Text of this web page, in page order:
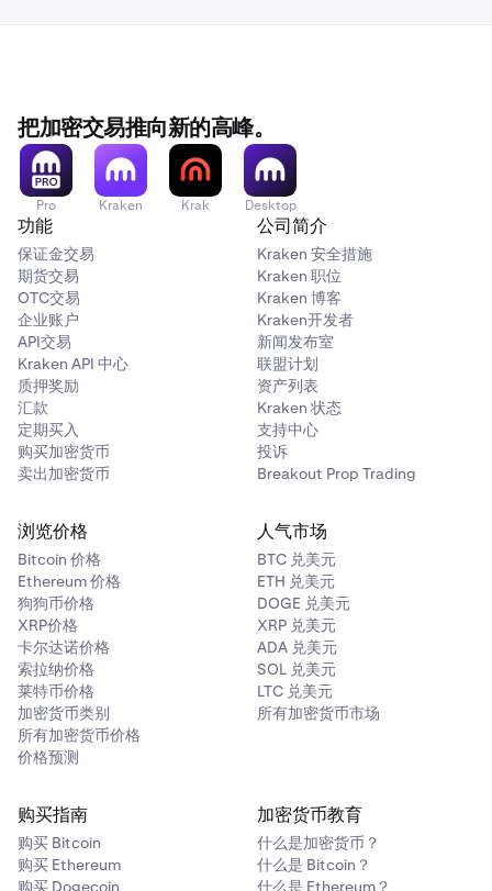
把加密交易推向新的高峰。
Pro Kraken Krak Desktop
功能
保证金交易
期货交易
OTC交易
企业账户
API交易
Kraken API 中心
质押奖励
汇款
定期买入
购买加密货币
卖出加密货币
公司简介
Kraken 安全措施
Kraken 职位
Kraken 博客
Kraken开发者
新闻发布室
联盟计划
资产列表
Kraken 状态
支持中心
投诉
Breakout Prop Trading
浏览价格
Bitcoin 价格
Ethereum 价格
狗狗币价格
XRP价格
卡尔达诺价格
索拉纳价格
莱特币价格
加密货币类别
所有加密货币价格
价格预测
人气市场
BTC 兑美元
ETH 兑美元
DOGE 兑美元
XRP 兑美元
ADA 兑美元
SOL 兑美元
LTC 兑美元
所有加密货币市场
购买指南
购买 Bitcoin
购买 Ethereum
购买 Dogecoin
加密货币教育
什么是加密货币？
什么是 Bitcoin？
什么是 Ethereum？